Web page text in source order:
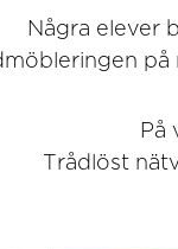
Några elever
på
På
Trådlöst